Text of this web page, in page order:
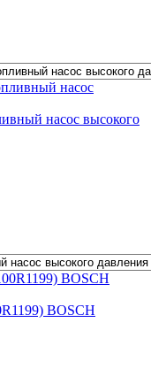
насос высокого
BOSCH